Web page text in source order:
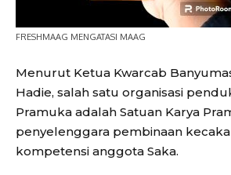
FRESHMAAG MENGATASI MAAG
Menurut Ketua Kwarcab
Hadie, salah satu organisasi
Pramuka adalah Satuan Karya
penyelenggara pembinaan
kompetensi anggota Saka.